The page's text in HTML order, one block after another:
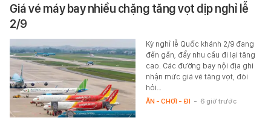
Giá vé máy bay nhiều chặng tăng vọt dịp nghỉ lễ
2/9
Kỳ nghỉ lễ Quốc khánh 2/9 đang
đến gần, đẩy nhu cầu đi lại tăng
cao. Các đường bay nội địa ghi
nhận mức giá vé tăng vọt, đòi
hỏi…
ĂN - CHƠI - ĐI - 6 giờ trước